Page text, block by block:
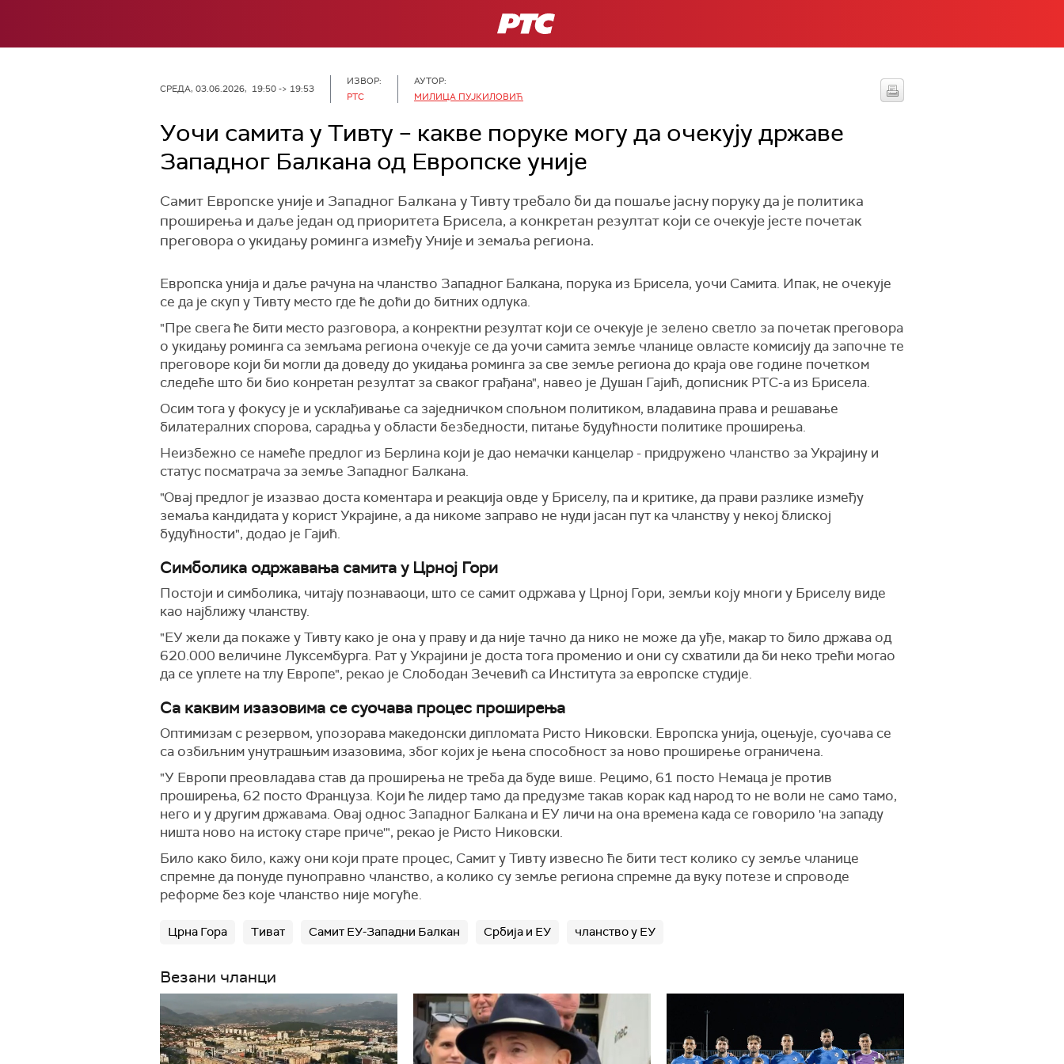
РТС
СРЕДА, 03.06.2026, 19:50 -> 19:53
ИЗВОР:
РТС
АУТОР:
МИЛИЦА ПУЈКИЛОВИЋ
Уочи самита у Тивту – какве поруке могу да очекују државе
Западног Балкана од Европске уније
Самит Европске уније и Западног Балкана у Тивту требало би да пошаље јасну поруку да је политика
проширења и даље један од приоритета Брисела, а конкретан резултат који се очекује јесте почетак
преговора о укидању роминга између Уније и земаља региона.
Европска унија и даље рачуна на чланство Западног Балкана, порука из Брисела, уочи Самита. Ипак, не очекује
се да је скуп у Тивту место где ће доћи до битних одлука.
"Пре свега ће бити место разговора, а конректни резултат који се очекује је зелено светло за почетак преговора
о укидању роминга са земљама региона очекује се да уочи самита земље чланице овласте комисију да започне те
преговоре који би могли да доведу до укидања роминга за све земље региона до краја ове године почетком
следеће што би био конретан резултат за сваког грађана", навео је Душан Гајић, дописник РТС-а из Брисела.
Осим тога у фокусу је и усклађивање са заједничком спољном политиком, владавина права и решавање
билатералних спорова, сарадња у области безбедности, питање будућности политике проширења.
Неизбежно се намеће предлог из Берлина који је дао немачки канцелар - придружено чланство за Украјину и
статус посматрача за земље Западног Балкана.
"Овај предлог је изазвао доста коментара и реакција овде у Бриселу, па и критике, да прави разлике између
земаља кандидата у корист Украјине, а да никоме заправо не нуди јасан пут ка чланству у некој блиској
будућности", додао је Гајић.
Симболика одржавања самита у Црној Гори
Постоји и симболика, читају познаваоци, што се самит одржава у Црној Гори, земљи коју многи у Бриселу виде
као најближу чланству.
"ЕУ жели да покаже у Тивту како је она у праву и да није тачно да нико не може да уђе, макар то било држава од
620.000 величине Луксембурга. Рат у Украјини је доста тога променио и они су схватили да би неко трећи могао
да се уплете на тлу Европе", рекао је Слободан Зечевић са Института за европске студије.
Са каквим изазовима се суочава процес проширења
Оптимизам с резервом, упозорава македонски дипломата Ристо Никовски. Европска унија, оцењује, суочава се
са озбиљним унутрашњим изазовима, због којих је њена способност за ново проширење ограничена.
"У Европи преовладава став да проширења не треба да буде више. Рецимо, 61 посто Немаца је против
проширења, 62 посто Француза. Који ће лидер тамо да предузме такав корак кад народ то не воли не само тамо,
него и у другим државама. Овај однос Западног Балкана и ЕУ личи на она времена када се говорило 'на западу
ништа ново на истоку старе приче'", рекао је Ристо Никовски.
Било како било, кажу они који прате процес, Самит у Тивту извесно ће бити тест колико су земље чланице
спремне да понуде пуноправно чланство, а колико су земље региона спремне да вуку потезе и спроводе
реформе без које чланство није могуће.
Црна Гора Тиват Самит ЕУ-Западни Балкан Србија и ЕУ чланство у ЕУ
Везани чланци